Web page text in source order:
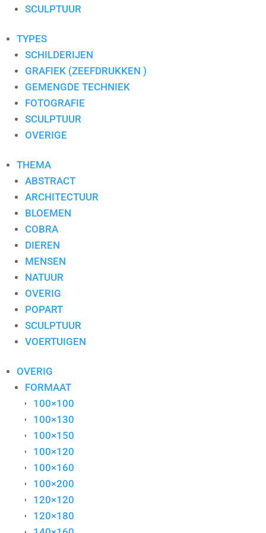
S. PAULISSEN
SJER JACOBS
SUSAN RUITER
THEO KOSTER
THEO ONNES
TINEKE ROIJMANS
VAN DAM
VAN DER MADE
WIL WILLEMSE
SCULPTUUR
TYPES
SCHILDERIJEN
GRAFIEK (ZEEFDRUKKEN )
GEMENGDE TECHNIEK
FOTOGRAFIE
SCULPTUUR
OVERIGE
THEMA
ABSTRACT
ARCHITECTUUR
BLOEMEN
COBRA
DIEREN
MENSEN
NATUUR
OVERIG
POPART
SCULPTUUR
VOERTUIGEN
OVERIG
FORMAAT
100×100
100×130
100×150
100×120
100×160
100×200
120×120
120×180